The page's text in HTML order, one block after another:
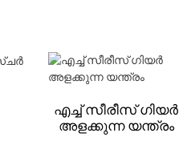
എച്ച് സീരീസ് ഗിയർ
അളക്കുന്ന യന്ത്രം